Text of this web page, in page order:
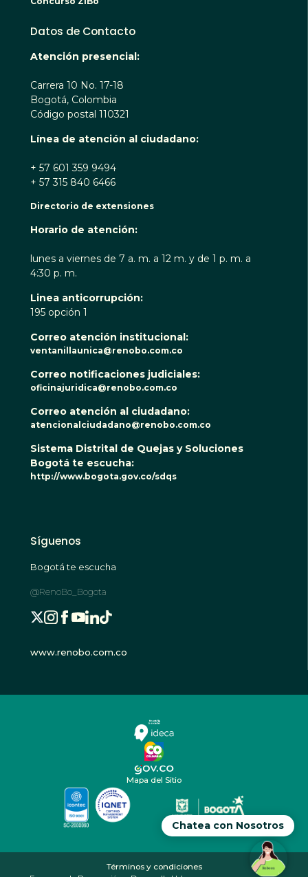
Chatea con Nosotros
Datos de Contacto
Atención presencial:
Carrera 10 No. 17-18
Bogotá, Colombia
Código postal 110321
Línea de atención al ciudadano:
+ 57 601 359 9494
+ 57 315 840 6466
Directorio de extensiones
Horario de atención:
lunes a viernes de 7 a. m. a 12 m. y de 1 p. m. a
4:30 p. m.
Linea anticorrupción:
195 opción 1
Correo atención institucional:
ventanillaunica@renobo.com.co
Correo notificaciones judiciales:
oficinajuridica@renobo.com.co
Correo atención al ciudadano:
atencionalciudadano@renobo.com.co
Sistema Distrital de Quejas y Soluciones
Bogotá te escucha:
http://www.bogota.gov.co/sdqs
Síguenos
Bogotá te escucha
@RenoBo_Bogota
www.renobo.com.co
Mapa del Sitio
Términos y condiciones